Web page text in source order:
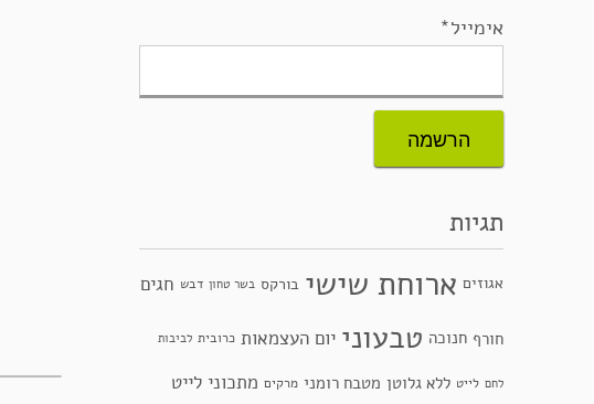
אימייל*
תגיות
אגוזים ארוחת שישי בורקס בשר טחון דבש חגים
חורף חנוכה טבעוני יום העצמאות כרובית לביבות
לחם לייט ללא גלוטן מטבח רומני מרקים מתכוני לייט